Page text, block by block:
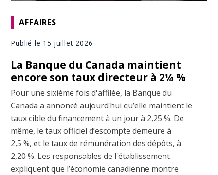
AFFAIRES
Publié le 15 juillet 2026
La Banque du Canada maintient
encore son taux directeur à 2¼ %
Pour une sixième fois d'affilée, la Banque du
Canada a annoncé aujourd’hui qu’elle maintient le
taux cible du financement à un jour à 2,25 %. De
même, le taux officiel d’escompte demeure à
2,5 %, et le taux de rémunération des dépôts, à
2,20 %. Les responsables de l'établissement
expliquent que l’économie canadienne montre